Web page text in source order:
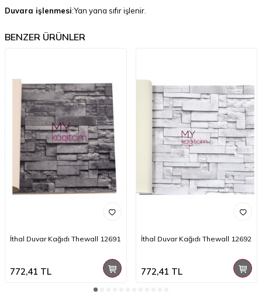
Duvara işlenmesi:Yan yana sıfır işlenir.
BENZER ÜRÜNLER
İthal Duvar Kağıdı Thewall 12691
772,41 TL
İthal Duvar Kağıdı Thewall 12692
772,41 TL